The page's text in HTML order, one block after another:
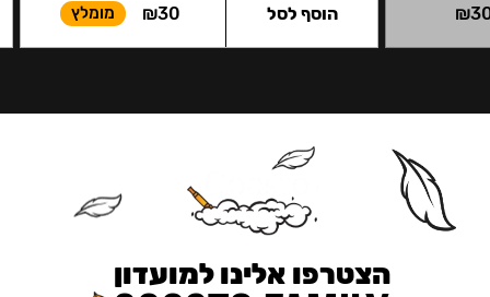
₪
₪30 מומלץ הוסף לסל
הצטרפו אלינו למועדון